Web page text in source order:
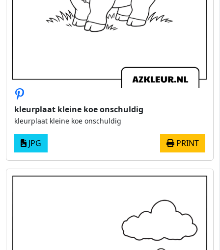
kleurplaat kleine koe onschuldig
kleurplaat kleine koe onschuldig
JPG PRINT